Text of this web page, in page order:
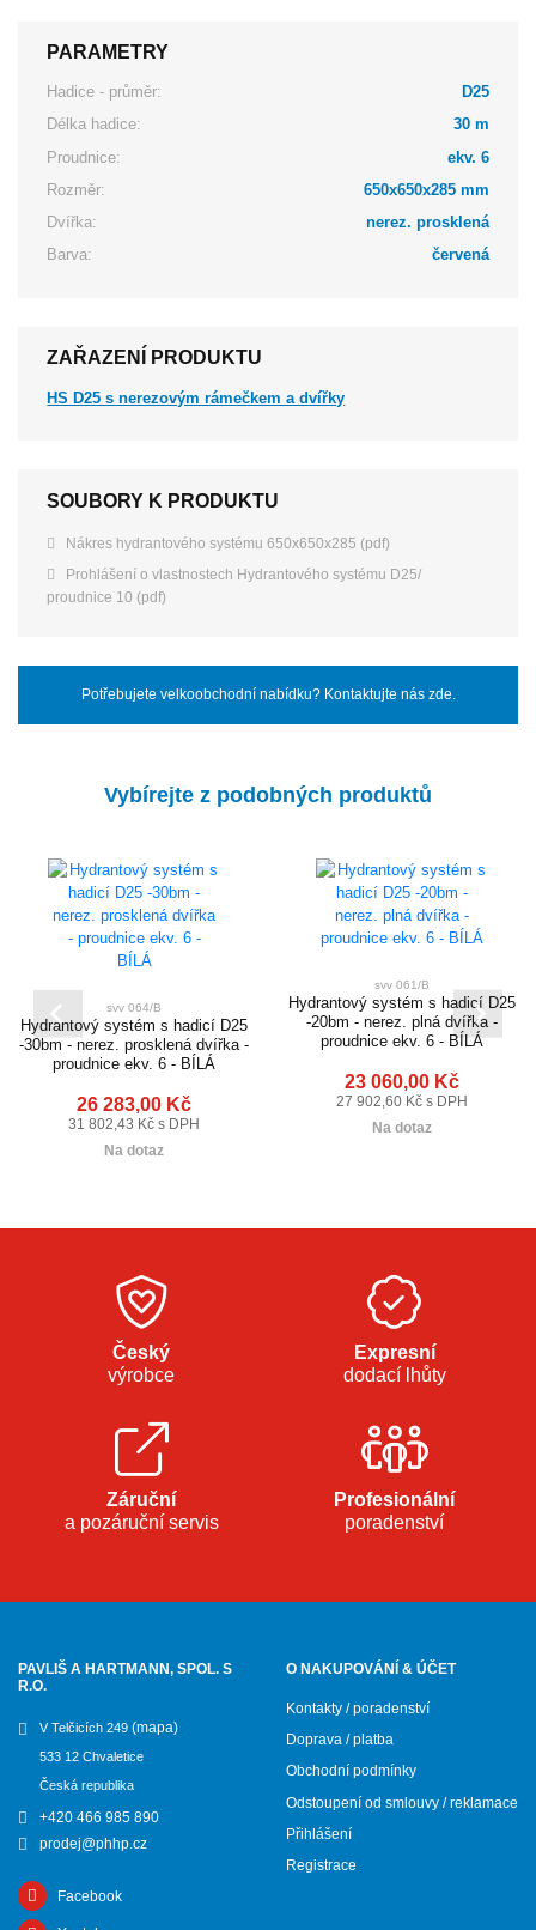
PARAMETRY
Hadice - průměr:
D25
Délka hadice:
30 m
Proudnice:
ekv. 6
Rozměr:
650x650x285 mm
Dvířka:
nerez. prosklená
Barva:
červená
ZAŘAZENÍ PRODUKTU
HS D25 s nerezovým rámečkem a dvířky
SOUBORY K PRODUKTU
Nákres hydrantového systému 650x650x285 (pdf)
Prohlášení o vlastnostech Hydrantového systému D25/
proudnice 10 (pdf)
Potřebujete velkoobchodní nabídku? Kontaktujte nás zde.
Vybírejte z podobných produktů
svv 064/B
Hydrantový systém s hadicí D25
-30bm - nerez. prosklená dvířka -
proudnice ekv. 6 - BÍLÁ
26 283,00 Kč
31 802,43 Kč s DPH
Na dotaz
svv 061/B
Hydrantový systém s hadicí D25
-20bm - nerez. plná dvířka -
proudnice ekv. 6 - BÍLÁ
23 060,00 Kč
27 902,60 Kč s DPH
Na dotaz
Český
výrobce
Expresní
dodací lhůty
Záruční
a pozáruční servis
Profesionální
poradenství
PAVLIŠ A HARTMANN, SPOL. S
R.O.
V Telčicích 249 (mapa)
533 12 Chvaletice
Česká republika
+420 466 985 890
prodej@phhp.cz
Facebook
O NAKUPOVÁNÍ & ÚČET
Kontakty / poradenství
Doprava / platba
Obchodní podmínky
Odstoupení od smlouvy / reklamace
Přihlášení
Registrace